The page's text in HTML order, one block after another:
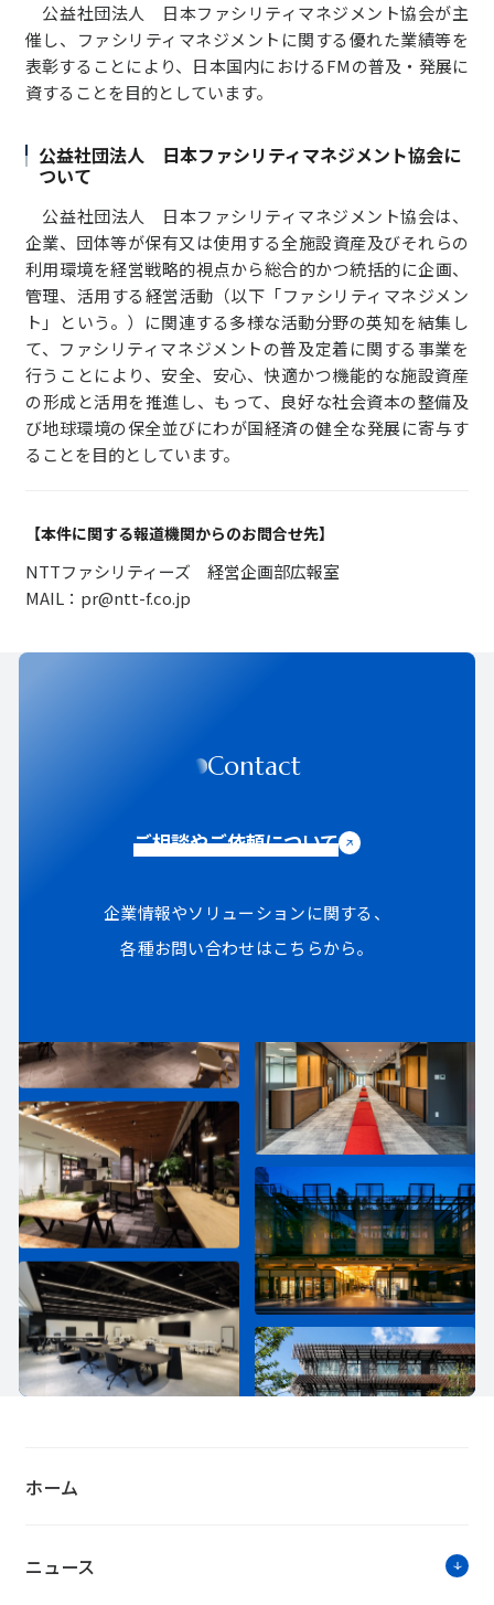
公益社団法人 日本ファシリティマネジメント協会が主
催し、ファシリティマネジメントに関する優れた業績等を
表彰することにより、日本国内におけるFMの普及・発展に
資することを目的としています。
公益社団法人 日本ファシリティマネジメント協会に
ついて
公益社団法人 日本ファシリティマネジメント協会は、
企業、団体等が保有又は使用する全施設資産及びそれらの
利用環境を経営戦略的視点から総合的かつ統括的に企画、
管理、活用する経営活動（以下「ファシリティマネジメン
ト」という。）に関連する多様な活動分野の英知を結集し
て、ファシリティマネジメントの普及定着に関する事業を
行うことにより、安全、安心、快適かつ機能的な施設資産
の形成と活用を推進し、もって、良好な社会資本の整備及
び地球環境の保全並びにわが国経済の健全な発展に寄与す
ることを目的としています。
【本件に関する報道機関からのお問合せ先】
NTTファシリティーズ 経営企画部広報室
MAIL：pr@ntt-f.co.jp
Contact
ご相談やご依頼について
企業情報やソリューションに関する、
各種お問い合わせはこちらから。
ホーム
ニュース